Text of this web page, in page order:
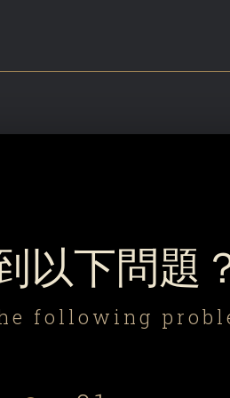
以下問題
following